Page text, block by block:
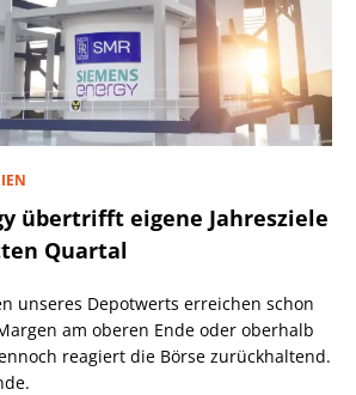
übertrifft eigene Jahresziele
Quartal
unseres Depotwerts erreichen schon
am oberen Ende oder oberhalb
reagiert die Börse zurückhaltend.